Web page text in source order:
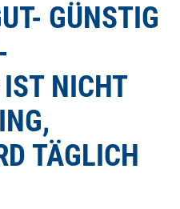
GÜNSTIG
NICHT
TÄGLICH